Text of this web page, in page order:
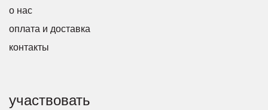
о нас
оплата и доставка
контакты
участвовать